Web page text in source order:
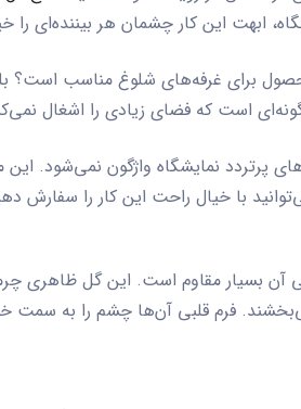
ابهت این کار چشمان هر بیننده‌ای را
برای غرفه‌های شلوغ مناسب است؟
است که فضای زیادی را اشغال
پرتردد نمایشگاه واژگون نمی‌شود.
با خیال راحت این کار را سفارش
بسیار مقاوم است. این گل ظاهری
فرم قلبی آن‌ها چشم را به سمت